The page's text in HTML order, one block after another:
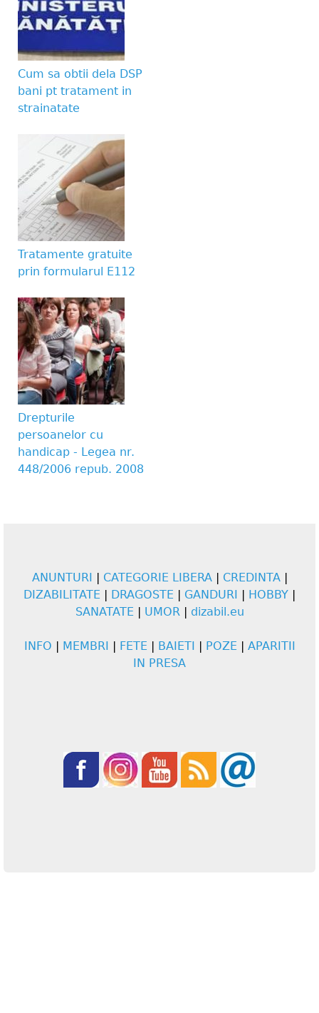
Cum sa obtii dela DSP
bani pt tratament in
strainatate
Tratamente gratuite
prin formularul E112
Drepturile
persoanelor cu
handicap - Legea nr.
448/2006 repub. 2008
ANUNTURI | CATEGORIE LIBERA| CREDINTA|
DIZABILITATE | DRAGOSTE | GANDURI | HOBBY |
SANATATE | UMOR| dizabil.eu
INFO | MEMBRI | FETE | BAIETI | POZE | APARITII
IN PRESA